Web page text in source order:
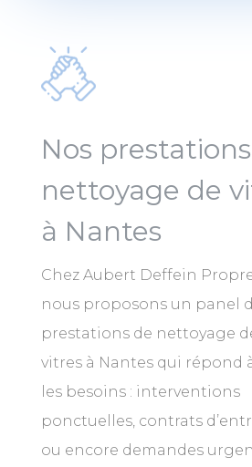
Nos
nettoyage de
à Nantes
Chez Aubert Deffein
nous proposons un panel
prestations de nettoyage
vitres à Nantes qui répond
les besoins : interventions
ponctuelles, contrats
ou encore demandes